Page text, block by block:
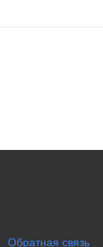
Обратная связь